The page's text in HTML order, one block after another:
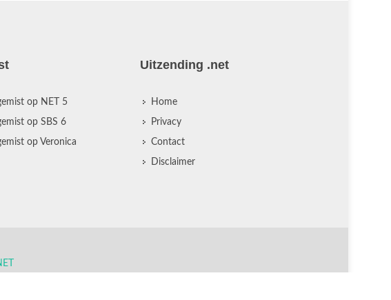
op NET 5
op SBS 6
op Veronica
Uitzending .net
Home
Privacy
Contact
Disclaimer